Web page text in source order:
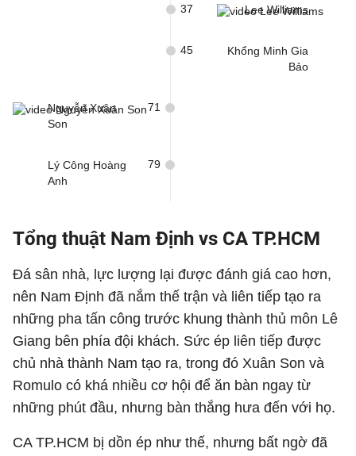
Lee Williams
37
Khổng Minh Gia
Bảo
45
Nguyễn Xuân
Son
71
Lý Công Hoàng
Anh
79
Tổng thuật Nam Định vs CA TP.HCM
Đá sân nhà, lực lượng lại được đánh giá cao hơn,
nên Nam Định đã nắm thế trận và liên tiếp tạo ra
những pha tấn công trước khung thành thủ môn Lê
Giang bên phía đội khách. Sức ép liên tiếp được
chủ nhà thành Nam tạo ra, trong đó Xuân Son và
Romulo có khá nhiều cơ hội để ăn bàn ngay từ
những phút đầu, nhưng bàn thắng hưa đến với họ.
CA TP.HCM bị dồn ép như thế, nhưng bất ngờ đã